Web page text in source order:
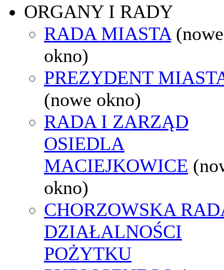
ORGANY I RADY
RADA MIASTA (nowe
okno)
PREZYDENT
(nowe okno)
RADA I ZARZĄD
OSIEDLA
MACIEJKOWICE
okno)
CHORZOWSKA
DZIAŁALNOŚCI
POŻYTKU